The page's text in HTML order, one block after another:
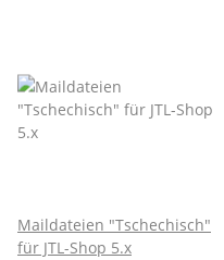
Maildateien "Tschechisch"
für JTL-Shop 5.x